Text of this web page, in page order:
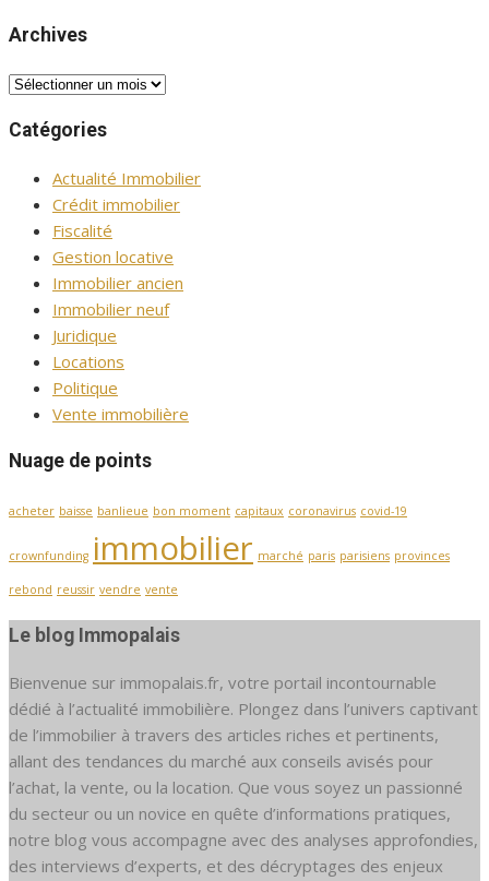
Archives
Archives
Catégories
Actualité Immobilier
Crédit immobilier
Fiscalité
Gestion locative
Immobilier ancien
Immobilier neuf
Juridique
Locations
Politique
Vente immobilière
Nuage de points
acheter baisse banlieue bon moment capitaux coronavirus covid-19
crownfunding immobilier marché paris parisiens provinces
rebond reussir vendre vente
Le blog Immopalais
Bienvenue sur immopalais.fr, votre portail incontournable
dédié à l’actualité immobilière. Plongez dans l’univers captivant
de l’immobilier à travers des articles riches et pertinents,
allant des tendances du marché aux conseils avisés pour
l’achat, la vente, ou la location. Que vous soyez un passionné
du secteur ou un novice en quête d’informations pratiques,
notre blog vous accompagne avec des analyses approfondies,
des interviews d’experts, et des décryptages des enjeux